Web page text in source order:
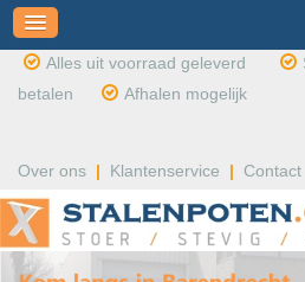
Alles uit voorraad geleverd
betalen
Afhalen mogelijk
Over ons | Klantenservice | Contact